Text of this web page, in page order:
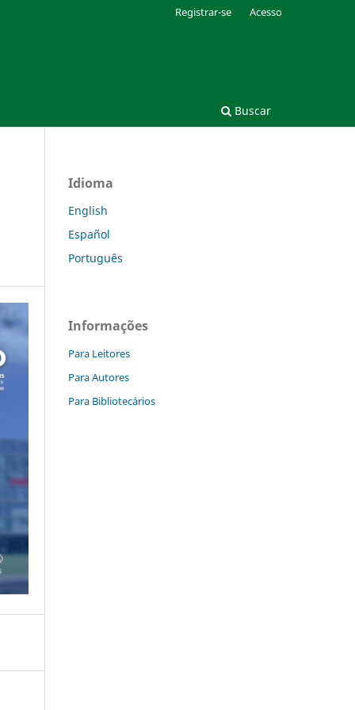
Buscar
Registrar-se Acesso
Idioma
English
Español
Português
Informações
Para Leitores
Para Autores
Para Bibliotecários